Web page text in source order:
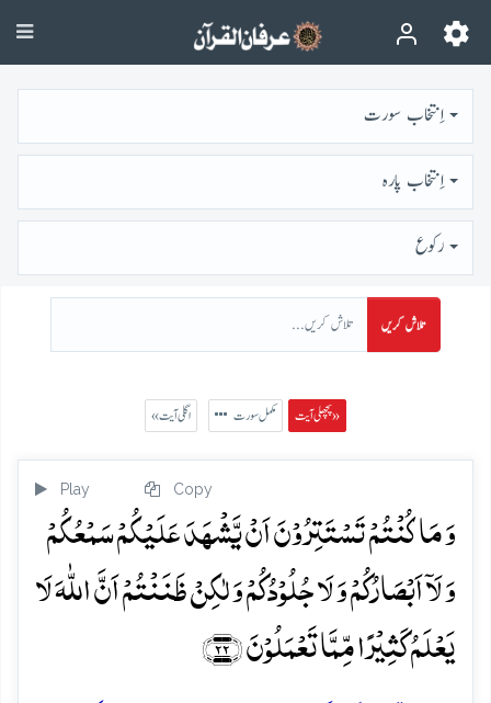
اِنتخاب سورت
اِنتخاب پارہ
رُكوع
تلاش کریں
پچھلی آیت » مکمل سورت « اگلی آیت
Play Copy
وَ مَا کُنۡتُمۡ تَسۡتَتِرُوۡنَ اَنۡ یَّشۡہَدَ عَلَیۡکُمۡ سَمۡعُکُمۡ
وَ لَاۤ اَبۡصَارُکُمۡ وَ لَا جُلُوۡدُکُمۡ وَ لٰکِنۡ ظَنَنۡتُمۡ اَنَّ اللّٰہَ لَا
یَعۡلَمُ کَثِیۡرًا مِّمَّا تَعۡمَلُوۡنَ ﴿۲۲﴾